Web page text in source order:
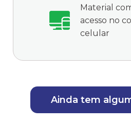
Material
acesso no
celular
Ainda tem